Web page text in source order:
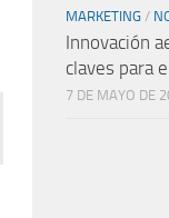
MARKETING /
Innovación
claves para
7 DE MAYO DE